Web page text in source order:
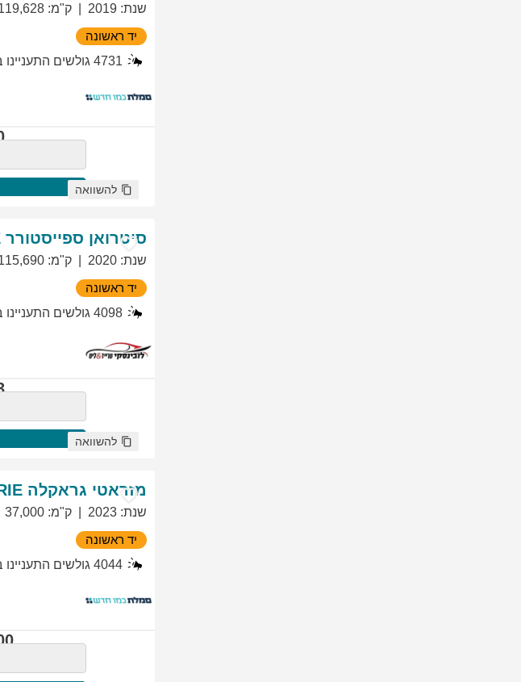
שנת:
2019 ק"מ:
יד ראשונה
4731 גולשים
להשוואה
סיטרואן ספייסטורר
שנת:
2020 ק"מ:
יד ראשונה
4098 גולשים
להשוואה
מזראטי גראקלה
שנת:
2023 ק"מ:
37,000
יד ראשונה
4044 גולשים